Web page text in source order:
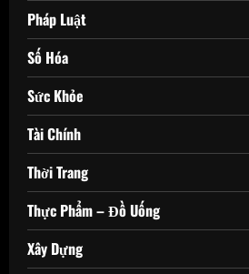
Pháp Luật
Số Hóa
Sức Khỏe
Tài Chính
Thời Trang
Thực Phẩm – Đồ Uống
Xây Dựng